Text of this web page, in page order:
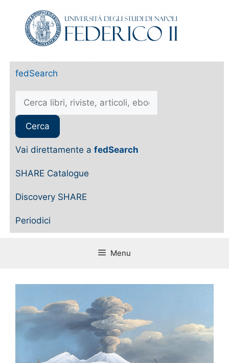
fedSearch
Vai direttamente a fedSearch
SHARE Catalogue
Discovery SHARE
Periodici
Menu